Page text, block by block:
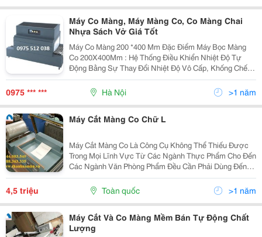
Máy Co Màng, Máy Màng Co, Co Màng Chai
Nhựa Sách Vở Giá Tốt
Máy Co Màng 200 *400 Mm Đặc Điểm Máy Bọc Màng
Co 200X400Mm : Hệ Thống Điều Khiển Nhiệt Độ Tự
Động Bằng Sự Thay Đổi Nhiệt Độ Vô Cấp, Khống Chế
Dòng Điện Cố Định, Tiếng Ồn Nhỏ, Tuổi Thọ Cao. Thông
Số Kỹ Thuật Chính Model: Fr &Ndash; 400 Kích Thước
0975 *** *** Hà Nội >1 năm
Máy Cắt Màng Co Chữ L
Máy Cắt Màng Co Là Công Cụ Không Thể Thiếu Được
Trong Mọi Lĩnh Vực Từ Các Ngành Thực Phẩm Cho Đến
Các Ngành Văn Phòng Phẩm Đều Cần Phải Dùng Đến
Máy Co Màng Để Bọc Sản Phẩm. Máy Cắt Màng Co Là
Một Trong Những Máy Thuộc Dạng Máy Đóng Gói Được
4,5 triệu Toàn quốc >1 năm
Máy Cắt Và Co Màng Mềm Bán Tự Động Chất
Lượng